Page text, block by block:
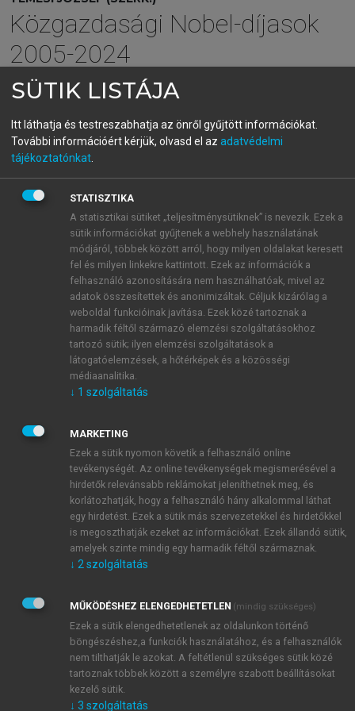
Közgazdasági Nobel-díjasok
2005-2024
Abhijit Vinayak Banerjee 1961. február 21-én
született Mumbaiban, közgazdász egyetemi tanár
szülőktől. Apja, Dipak Banerjee a kalkuttai
Presidence College professzora volt, anyja a
kalkuttai Centre for Studies in Social Sciences
tanára, mindketten a London School of Economics
végzett diákjai. Útkeresése nem vezette azonnal a
fejlődés-gazdaságtan és a szegénység gazdaságtana
felé. Önmagát a Nobel-díj weboldalán található
életrajzi írásában1úgy jellemzi, mint aki véletlenek
inkább a bölcsészeti és filozófiai tudományok
érdekelték, felsőfokú tanulmányait szülői nyomásra a
kalkuttai Statisztikai Intézet matematikai
alapképzésén kezdte. Saját bevallása szerint azonban
kolostornak érezte ezt az intézményt, és nem érezte
magáénak a pályát. Ekkor, 1981-ben ismét csak
szülői tanácsra a Presidency College közgazdasági
szakán – apja munkahelyén – folytatta tanulmányait.
– állítólag – könnyű eltérni más szakmai területek
felé, valamint az a multidiszciplináris nyitottság,
amely a közgazdaságtant mint társadalomtudományt
összekapcsolja a filozófiával, az irodalommal, a
filmművészettel, a társadalmi problémák különböző
leképeződéseivel. Az alapképzés után tanulmányait a
SÜTIK LISTÁJA
Itt láthatja és testreszabhatja az önről gyűjtött információkat.
További információért kérjük, olvasd el az adatvédelmi
tájékoztatónkat
STATISZTIKA
A statisztikai sütiket „teljesítménysütiknek” is nevezik. Ezek a
sütik információkat gyűjtenek a webhely használatának
módjáról, többek között arról, hogy milyen oldalakat keresett
fel és milyen linkekre kattintott. Ezek az információk a
felhasználó azonosítására nem használhatóak, mivel az
adatok összesítettek és anonimizáltak. Céljuk kizárólag a
weboldal funkcióinak javítása. Ezek közé tartoznak a
harmadik féltől származó elemzési szolgáltatásokhoz
tartozó sütik; ilyen elemzési szolgáltatások a
látogatóelemzések, a hőtérképek és a közösségi
médiaanalitika.
↓ 1 szolgáltatás
MARKETING
Ezek a sütik nyomon követik a felhasználó online
tevékenységét. Az online tevékenységek megismerésével a
hirdetők relevánsabb reklámokat jeleníthetnek meg, és
korlátozhatják, hogy a felhasználó hány alkalommal láthat
egy hirdetést. Ezek a sütik más szervezetekkel és hirdetőkkel
is megoszthatják ezeket az információkat. Ezek állandó sütik,
amelyek szinte mindig egy harmadik féltől származnak.
↓ 2 szolgáltatás
MŰKÖDÉSHEZ ELENGEDHETETLEN (mindig szükséges)
Ezek a sütik elengedhetetlenek az oldalunkon történő
böngészéshez,a funkciók használatához, és a felhasználók
nem tilthatják le azokat. A feltétlenül szükséges sütik közé
tartoznak többek között a személyre szabott beállításokat
kezelő sütik.
↓ 3 szolgáltatás